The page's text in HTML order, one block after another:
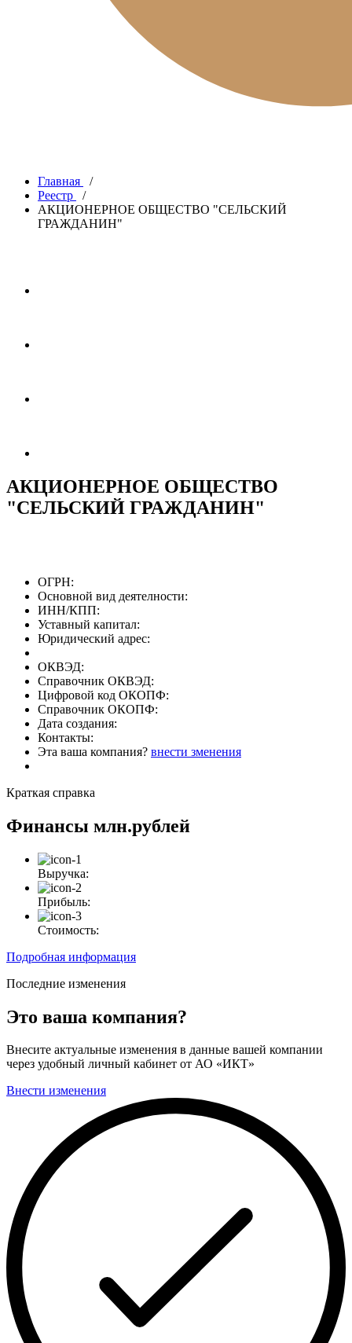
Главная
/
Реестр
/
АКЦИОНЕРНОЕ ОБЩЕСТВО "СЕЛЬСКИЙ
ГРАЖДАНИН"
АКЦИОНЕРНОЕ ОБЩЕСТВО
"СЕЛЬСКИЙ ГРАЖДАНИН"
ОГРН:
Основной вид деятелности:
ИНН/КПП:
Уставный капитал:
Юридический адрес:
ОКВЭД:
Справочник ОКВЭД:
Цифровой код ОКОПФ:
Справочник ОКОПФ:
Дата создания:
Контакты:
Эта ваша компания? внести зменения
Краткая справка
Финансы млн.рублей
Выручка:
Прибыль:
Стоимость:
Подробная информация
Последние изменения
Это ваша компания?
Внесите актуальные изменения в данные вашей компании
через удобный личный кабинет от АО «ИКТ»
Внести изменения